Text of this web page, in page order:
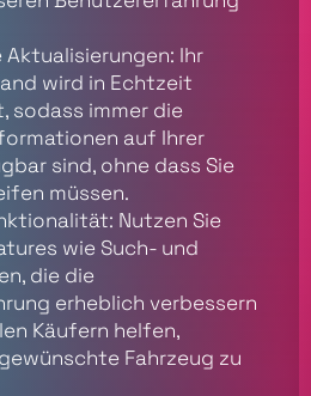
Ihr
wird in Echtzeit
sodass immer die
auf Ihrer
sind, ohne dass Sie
müssen.
Nutzen Sie
wie Such- und
die die
erheblich verbessern
Käufern helfen,
Fahrzeug zu